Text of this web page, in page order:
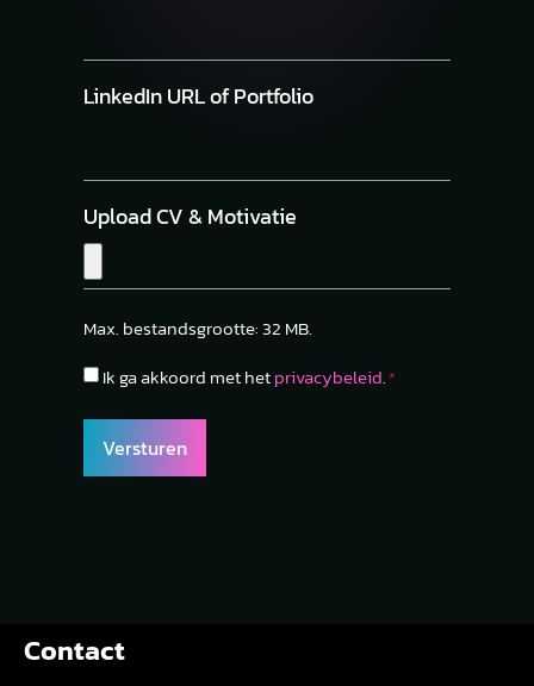
LinkedIn URL of Portfolio
Upload CV & Motivatie
Max. bestandsgrootte: 32 MB.
Privacy
Ik ga akkoord met hetprivacybeleid.*
Contact